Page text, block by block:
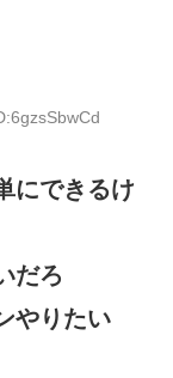
にできるけ
だろ
やりたい